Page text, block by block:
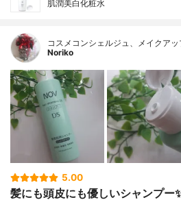
肌潤美白化粧水
コスメコンシェルジュ、メイクア
Noriko
5.00
髪にも頭皮にも優しいシャンプー